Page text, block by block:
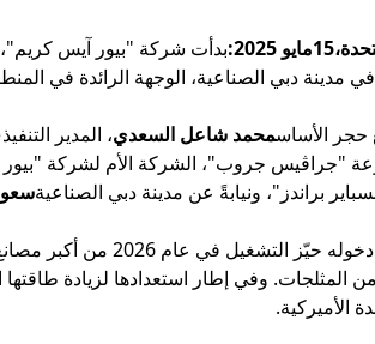
2025:
بدأت شركة "بيور آيس كريم"،
الأساسمحمد شاعل السعدي، المدير
"جراڤيس جروب"، الشركة الأم لشركة
براندز"، ونيابةً عن مدينة دبي الصناعية
وسيكون هذا المصنع
مليون لتر من المثلجات. وفي إطار استعدادها
الأميركية.